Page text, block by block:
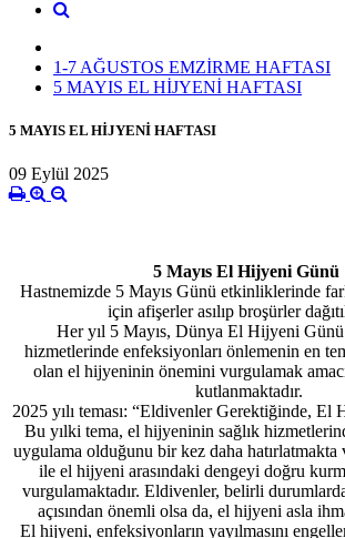
1-7 AĞUSTOS EMZİRME HAFTASI
5 MAYIS EL HİJYENİ HAFTASI
5 MAYIS EL HİJYENİ HAFTASI
09 Eylül 2025
5 Mayıs El Hijyeni Günü
Hastnemizde 5 Mayıs Günü etkinliklerinde
için afişerler asılıp broşürler
Her yıl 5 Mayıs, Dünya El Hijyeni Günü
hizmetlerinde enfeksiyonları önlemenin en
olan el hijyeninin önemini vurgulamak
kutlanmaktadır.
2025 yılı teması: “Eldivenler Gerektiğinde, El
Bu yılki tema, el hijyeninin sağlık
uygulama olduğunu bir kez daha hatırlatmakta
ile el hijyeni arasındaki dengeyi doğru
vurgulamaktadır. Eldivenler, belirli
açısından önemli olsa da, el hijyeni asla
El hijyeni, enfeksiyonların yayılmasını